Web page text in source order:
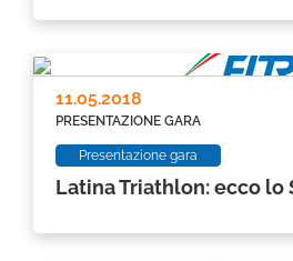
Latina Triathlon: ecco lo
PRESENTAZIONE GARA
11.05.2018
Presentazione gara